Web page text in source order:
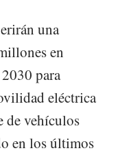
una
en
para
eléctrica
de vehículos
en los últimos